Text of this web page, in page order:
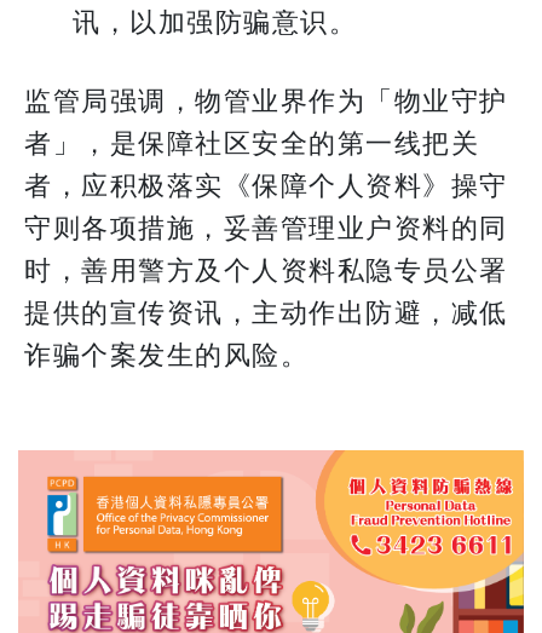
讯，以加强防骗意识。
监管局强调，物管业界作为「物业守护
者」，是保障社区安全的第一线把关
者，应积极落实《保障个人资料》操守
守则各项措施，妥善管理业户资料的同
时，善用警方及个人资料私隐专员公署
提供的宣传资讯，主动作出防避，减低
诈骗个案发生的风险。